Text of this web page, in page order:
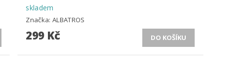
skladem
Značka: ALBATROS
299 Kč